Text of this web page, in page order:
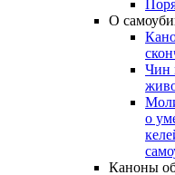
О
Чин
о
Каноны